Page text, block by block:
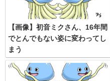
【画像】初音ミクさん、16年間
でとんでもない姿に変わってし
まう